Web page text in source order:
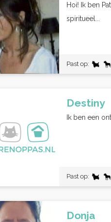
Hoi! Ik ben
spiritueel...
Past op:
Destiny
Ik ben een
Past op:
Donja